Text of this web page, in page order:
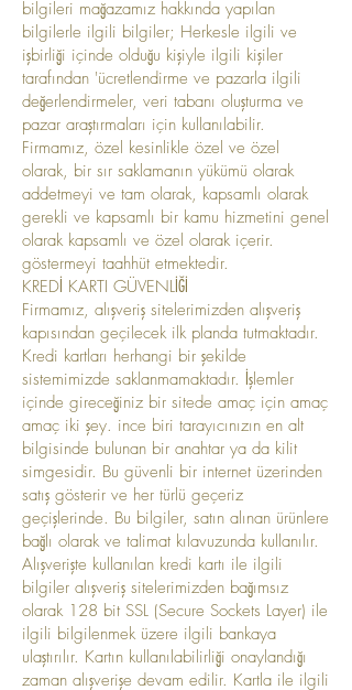
bilgileri mağazamız hakkında yapılan
bilgilerle ilgili bilgiler; Herkesle ilgili ve
işbirliği içinde olduğu kişiyle ilgili kişiler
tarafından 'ücretlendirme ve pazarla ilgili
değerlendirmeler, veri tabanı oluşturma ve
pazar araştırmaları için kullanılabilir.
Firmamız, özel kesinlikle özel ve özel
olarak, bir sır saklamanın yükümü olarak
addetmeyi ve tam olarak, kapsamlı olarak
gerekli ve kapsamlı bir kamu hizmetini genel
olarak kapsamlı ve özel olarak içerir.
göstermeyi taahhüt etmektedir.
KREDİ KARTI GÜVENLİĞİ
Firmamız, alışveriş sitelerimizden alışveriş
kapısından geçilecek ilk planda tutmaktadır.
Kredi kartları herhangi bir şekilde
sistemimizde saklanmamaktadır. İşlemler
içinde gireceğiniz bir sitede amaç için amaç
amaç iki şey. ince biri tarayıcınızın en alt
bilgisinde bulunan bir anahtar ya da kilit
simgesidir. Bu güvenli bir internet üzerinden
satış gösterir ve her türlü geçeriz
geçişlerinde. Bu bilgiler, satın alınan ürünlere
bağlı olarak ve talimat kılavuzunda kullanılır.
Alışverişte kullanılan kredi kartı ile ilgili
bilgiler alışveriş sitelerimizden bağımsız
olarak 128 bit SSL (Secure Sockets Layer) ile
ilgili bilgilenmek üzere ilgili bankaya
ulaştırılır. Kartın kullanılabilirliği onaylandığı
zaman alışverişe devam edilir. Kartla ile ilgili